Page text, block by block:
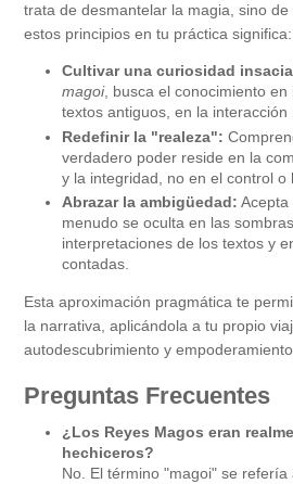
trata de desmantelar la magia, sino
estos principios en tu práctica significa:
Cultivar una curiosidad
magoi, busca el conocimiento
textos antiguos, en la interacción
Redefinir la "realeza":
verdadero poder reside en la
y la integridad, no en el control o
Abrazar la ambigüedad: Acepta
menudo se oculta en las
interpretaciones de los textos y
contadas.
Esta aproximación pragmática te
la narrativa, aplicándola a tu propio
autodescubrimiento y empoderamiento.
Preguntas Frecuentes
¿Los Reyes Magos eran
hechiceros?
No. El término "magoi" se refería